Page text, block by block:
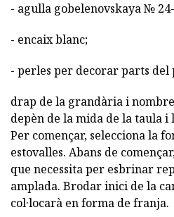
- agulla gobelenovskaya №
- encaix blanc;
- perles per decorar parts del
drap de la grandària i
depèn de la mida de la taula
Per començar, selecciona la
estovalles. Abans de
que necessita per esbrinar
amplada. Brodar inici de la
col·locarà en forma de franja.